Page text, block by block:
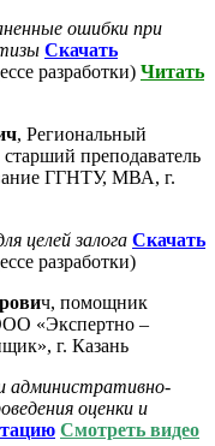
ошибки при
Скачать
разработки) Читать
, Региональный
преподаватель
ГГНТУ, МВА, г.
целей залога Скачать
разработки)
ч, помощник
«Экспертно –
г. Казань
административно-
оценки и
Смотреть видео